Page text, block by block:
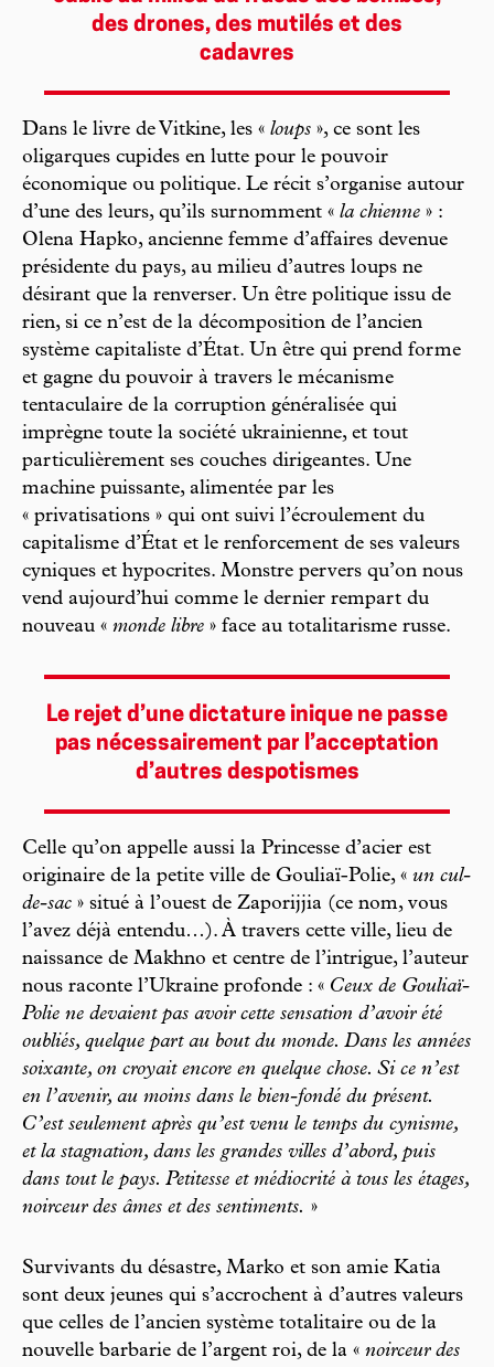
des drones, des mutilés et des
cadavres
Dans le livre de Vitkine, les « loups », ce sont les
oligarques cupides en lutte pour le pouvoir
économique ou politique. Le récit s’organise autour
d’une des leurs, qu’ils surnomment « la chienne » :
Olena Hapko, ancienne femme d’affaires devenue
présidente du pays, au milieu d’autres loups ne
désirant que la renverser. Un être politique issu de
rien, si ce n’est de la décomposition de l’ancien
système capitaliste d’État. Un être qui prend forme
et gagne du pouvoir à travers le mécanisme
tentaculaire de la corruption généralisée qui
imprègne toute la société ukrainienne, et tout
particulièrement ses couches dirigeantes. Une
machine puissante, alimentée par les
« privatisations » qui ont suivi l’écroulement du
capitalisme d’État et le renforcement de ses valeurs
cyniques et hypocrites. Monstre pervers qu’on nous
vend aujourd’hui comme le dernier rempart du
nouveau « monde libre » face au totalitarisme russe.
Le rejet d’une dictature inique ne passe
pas nécessairement par l’acceptation
d’autres despotismes
Celle qu’on appelle aussi la Princesse d’acier est
originaire de la petite ville de Gouliaï-Polie, « un cul-
de-sac » situé à l’ouest de Zaporijjia (ce nom, vous
l’avez déjà entendu…). À travers cette ville, lieu de
naissance de Makhno et centre de l’intrigue, l’auteur
nous raconte l’Ukraine profonde : « Ceux de Gouliaï-
Polie ne devaient pas avoir cette sensation d’avoir été
oubliés, quelque part au bout du monde. Dans les années
soixante, on croyait encore en quelque chose. Si ce n’est
en l’avenir, au moins dans le bien-fondé du présent.
C’est seulement après qu’est venu le temps du cynisme,
et la stagnation, dans les grandes villes d’abord, puis
dans tout le pays. Petitesse et médiocrité à tous les étages,
noirceur des âmes et des sentiments. »
Survivants du désastre, Marko et son amie Katia
sont deux jeunes qui s’accrochent à d’autres valeurs
que celles de l’ancien système totalitaire ou de la
nouvelle barbarie de l’argent roi, de la « noirceur des